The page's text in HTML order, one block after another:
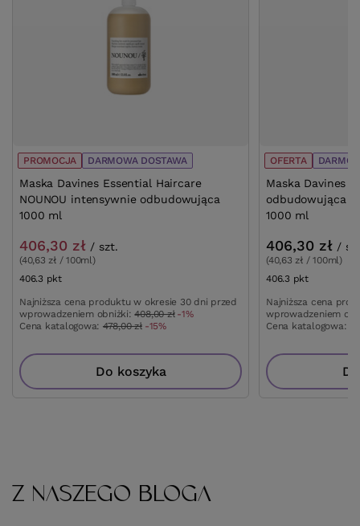
PROMOCJA DARMOWA DOSTAWA
Maska Davines Essential Haircare
NOUNOU intensywnie odbudowująca
1000 ml
406,30 zł / szt.
(40,63 zł / 100ml)
406.3 pktpunktów
Najniższa cena produktu w okresie 30 dni przed
wprowadzeniem obniżki:408,00 zł -1%
Cena katalogowa: 478,00 zł -15%
Do koszyka
OFERTA
Maska Davines
odbudowująca
1000 ml
406,30 zł /
(40,63 zł / 100ml)
406.3 pktpunktów
Najniższa cena
wprowadzeniem
Cena katalogowa:
Z NASZEGO BLOGA